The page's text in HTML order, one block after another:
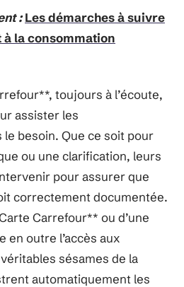
: Les démarches à suivre
la consommation
toujours à l’écoute,
assister les
besoin. Que ce soit pour
ou une clarification, leurs
pour assurer que
correctement documentée.
Carrefour** ou d’une
en outre l’accès aux
sésames de la
automatiquement les